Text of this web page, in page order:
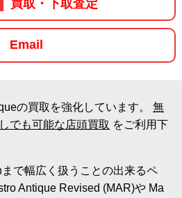
買取・下取査定
Email
の買取を強化しています。 無
でも可能な店頭買取 をご利用下
で幅広く扱うことの出来るペ
Antique Revised (MAR)や Ma